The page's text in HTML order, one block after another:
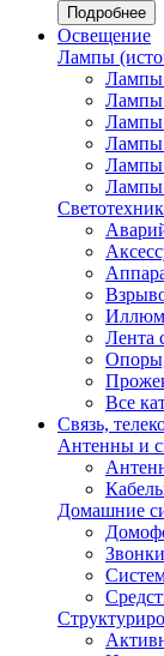
Подробнее
Освещение
Лампы
Лампы
Лампы
Лампы
Лампы
Лампы
Лампы
Лента
Все
Связь,
Антенны и
Домашние